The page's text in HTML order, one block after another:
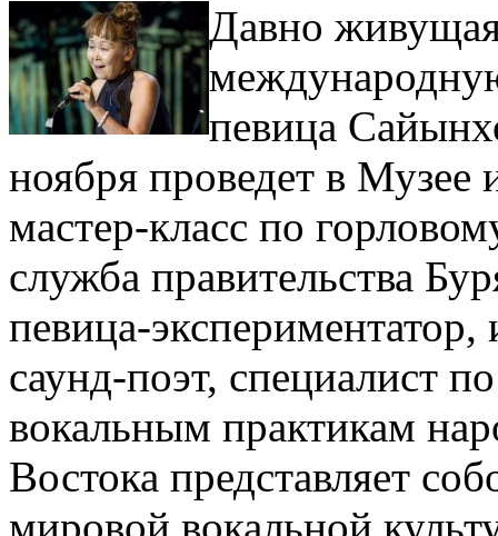
Давно
певица
ноября проведет в Музее
мастер-класс по
служба правительства
певица-
саунд-поэт, специалист
вокальным практикам
Востока представляет
мировой вокальной